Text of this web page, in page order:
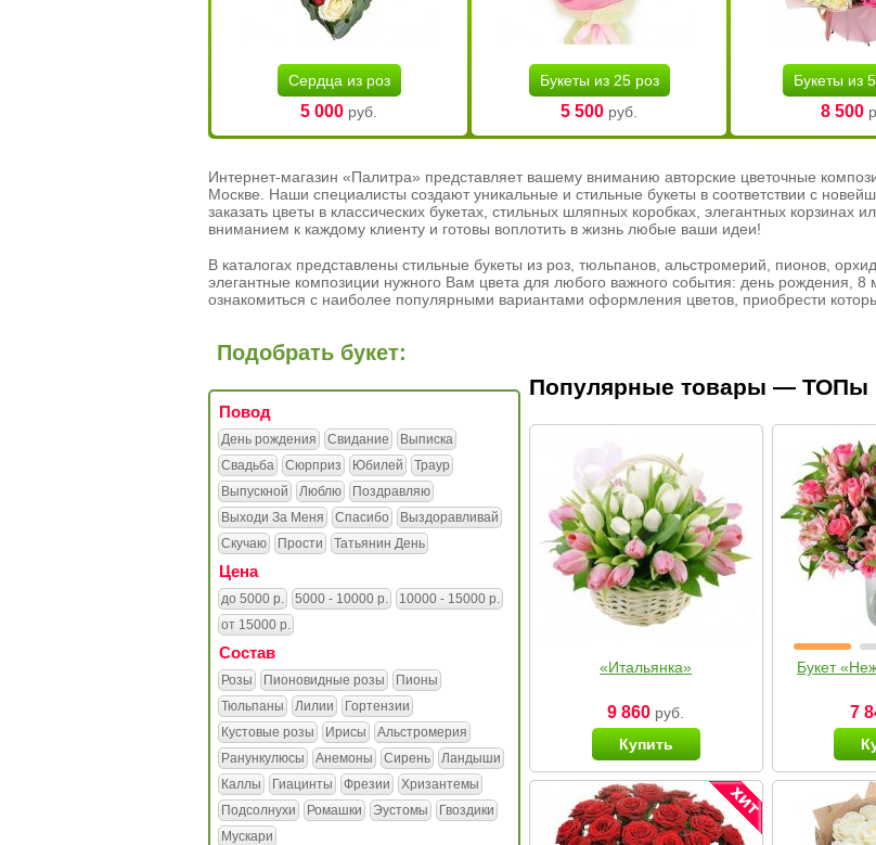
Сердца из роз
5 000 руб.
Букеты из 25 роз
5 500 руб.
Букеты из
8 500
Интернет-магазин «Палитра» представляет вашему вниманию авторские цветочные
Москве. Наши специалисты создают уникальные и стильные букеты в соответствии с
заказать цветы в классических букетах, стильных шляпных коробках, элегантных
вниманием к каждому клиенту и готовы воплотить в жизнь любые ваши идеи!
В каталогах представлены стильные букеты из роз, тюльпанов, альстромерий, пионов,
элегантные композиции нужного Вам цвета для любого важного события: день рождения,
ознакомиться с наиболее популярными вариантами оформления цветов, приобрести
Подобрать букет:
Повод
День рождения Свидание
Выписка
Свадьба
Сюрприз Юбилей
Траур
Выпускной
Люблю
Поздравляю
Выходи За Меня
Спасибо
Выздоравливай
Скучаю
Прости Татьянин День
Цена
до 5000 р. 5000 - 10000 р.
10000 - 15000 р.
от 15000 р.
Состав
Розы Пионовидные розы
Пионы
Тюльпаны
Лилии
Гортензии
Кустовые розы
Ирисы
Альстромерия
Ранункулюсы
Анемоны Сирень
Ландыши
Каллы
Гиацинты Фрезии
Хризантемы
Подсолнухи
Ромашки Эустомы
Гвоздики
Мускари
Популярные товары — ТОПы
«Итальянка»
9 860 руб.
Купить
Букет
7